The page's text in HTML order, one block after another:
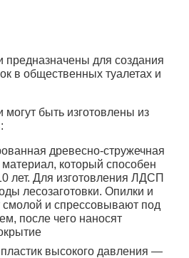
предназначены для создания
в общественных туалетах и
могут быть изготовлены из
древесно-стружечная
который способен
лет. Для изготовления ЛДСП
лесозаготовки. Опилки и
смолой и спрессовывают под
после чего наносят
высокого давления —